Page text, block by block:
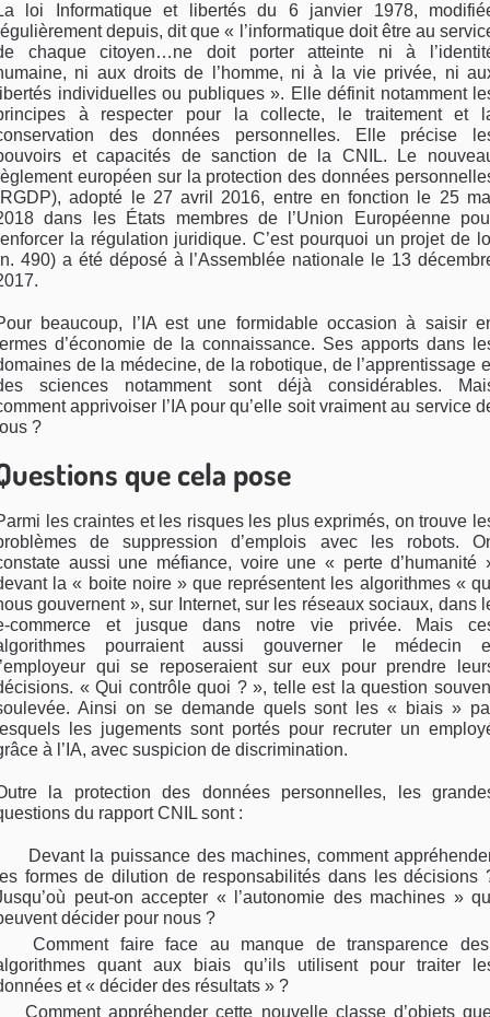
loi Informatique et libertés du 6 janvier 1978,
depuis, dit que « l’informa­tique doit être au
chaque citoyen…ne doit porter atteinte ni à
ni aux droits de l’homme, ni à la vie privée, ni
indi­viduelles ou publiques ». Elle définit notamment
à respecter pour la collecte, le traitement et
des données personnelles. Elle précise
et capacités de sanction de la CNIL. Le
européen sur la protec­tion des données
adopté le 27 avril 2016, entre en fonction le 25
dans les États membres de l’Union Européenne
la régulation juridique. C’est pourquoi un projet de
490) a été déposé à l’Assemblée nationale le 13
beaucoup, l’IA est une formidable occasion à saisir
d’économie de la connaissance. Ses apports dans
de la médecine, de la robotique, de l’apprentissage
sciences notam­ment sont déjà considérables.
appri­voiser l’IA pour qu’elle soit vraiment au service
?
que cela pose
les craintes et les risques les plus exprimés, on trouve
de suppression d’emplois avec les robots.
aussi une méfiance, voire une « perte d’humanité
la « boite noire » que représentent les algorithmes «
gouvernent », sur Internet, sur les réseaux sociaux, dans
commerce et jusque dans notre vie privée. Mais
pourraient aussi gouverner le médecin
qui se reposeraient sur eux pour prendre
« Qui contrôle quoi ? », telle est la question
Ainsi on se demande quels sont les « biais »
les jugements sont portés pour recruter un
à l’IA, avec suspicion de discrimination.
la protection des données personnelles, les
du rapport CNIL sont :
Devant la puissance des machines, comment
formes de dilution de respon­sabilités dans les décisions
peut-on ac­cepter « l’autonomie des machines »
décider pour nous ?
Comment faire face au manque de transpa­rence des
quant aux biais qu’ils uti­lisent pour traiter
et « décider des résultats » ?
Comment appréhender cette nouvelle classe d’objets